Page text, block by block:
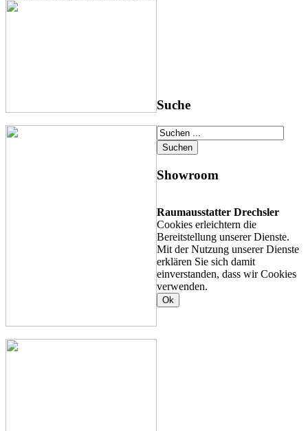
Suche
Showroom
Raumausstatter Drechsler
Cookies erleichtern die
Bereitstellung unserer Dienste.
Mit der Nutzung unserer Dienste
erklären Sie sich damit
einverstanden, dass wir Cookies
verwenden.
Ok